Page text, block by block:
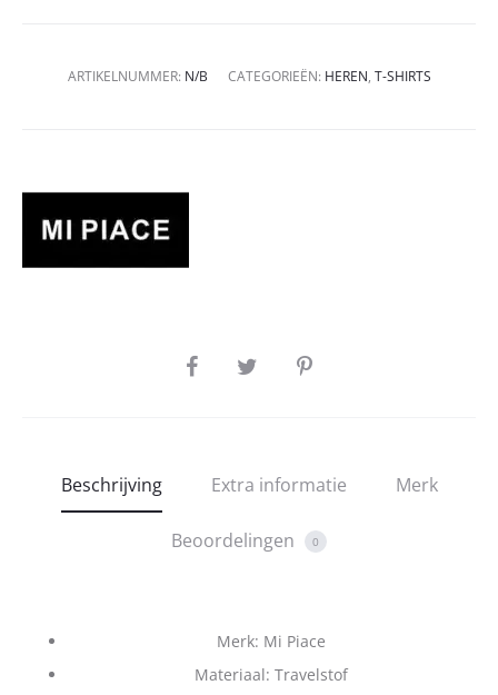
ARTIKELNUMMER: N/B CATEGORIEËN: HEREN, T-SHIRTS
SHARE
Beschrijving Extra informatie Merk
Beoordelingen 0
Merk: Mi Piace
Materiaal: Travelstof